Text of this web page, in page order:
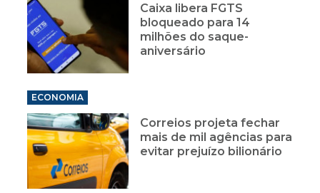
Caixa libera FGTS
bloqueado para 14
milhões do saque-
aniversário
ECONOMIA
Correios projeta fechar
mais de mil agências para
evitar prejuízo bilionário